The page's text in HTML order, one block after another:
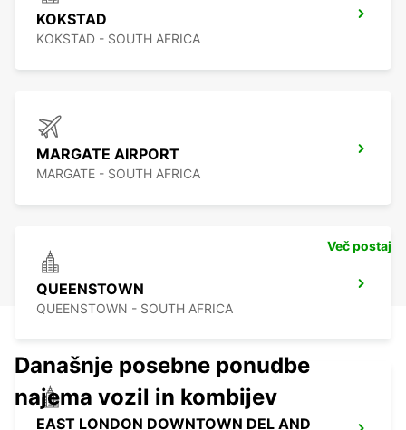
KOKSTAD
KOKSTAD - SOUTH AFRICA
MARGATE AIRPORT
MARGATE - SOUTH AFRICA
QUEENSTOWN
QUEENSTOWN - SOUTH AFRICA
EAST LONDON DOWNTOWN DEL AND
Več postaj
Današnje posebne ponudbe
najema vozil in kombijev